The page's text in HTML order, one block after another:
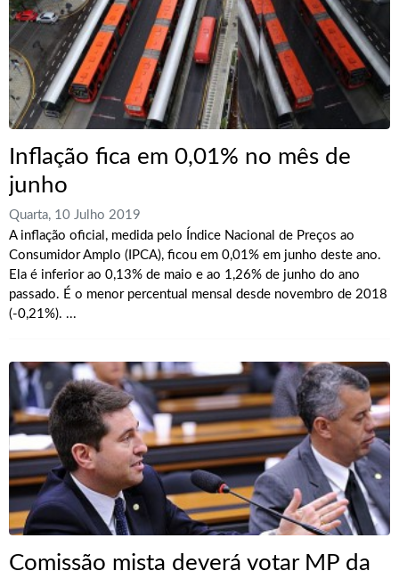
Inflação fica em 0,01% no mês de
junho
Quarta, 10 Julho 2019
A inflação oficial, medida pelo Índice Nacional de Preços ao
Consumidor Amplo (IPCA), ficou em 0,01% em junho deste ano.
Ela é inferior ao 0,13% de maio e ao 1,26% de junho do ano
passado. É o menor percentual mensal desde novembro de 2018
(-0,21%). ...
Comissão mista deverá votar MP da